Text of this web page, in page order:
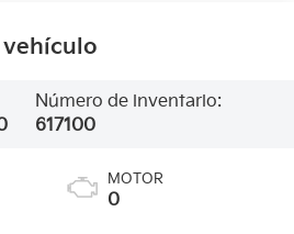
Número de inventario:
617100
MOTOR
0